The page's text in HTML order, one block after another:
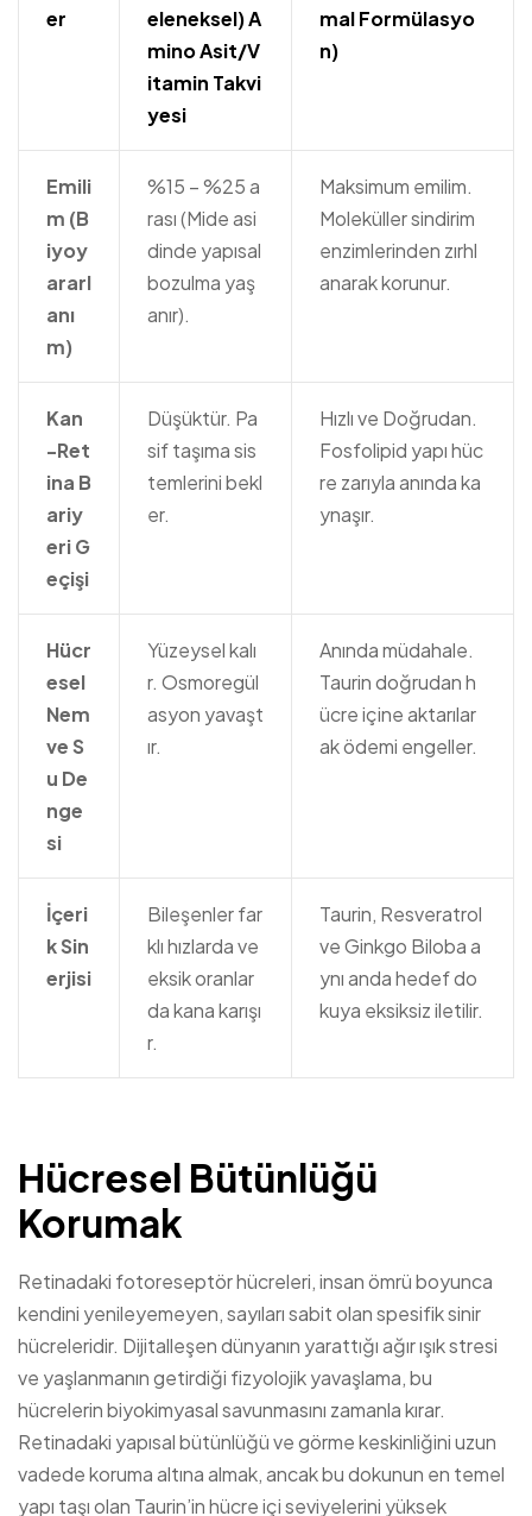
er
eleneksel) A
mino Asit/V
itamin Takvi
yesi
mal Formülasyo
n)
Emili
m (B
iyoy
ararl
anı
m)
%15 – %25 a
rası (Mide asi
dinde yapısal
bozulma yaş
anır).
Maksimum emilim.
Moleküller sindirim
enzimlerinden zırhl
anarak korunur.
Kan
-Ret
ina B
ariy
eri G
eçişi
Düşüktür. Pa
sif taşıma sis
temlerini bekl
er.
Hızlı ve Doğrudan.
Fosfolipid yapı hüc
re zarıyla anında ka
ynaşır.
Hücr
esel
Nem
ve S
u De
nge
si
Yüzeysel kalı
r. Osmoregül
asyon yavaşt
ır.
Anında müdahale.
Taurin doğrudan h
ücre içine aktarılar
ak ödemi engeller.
İçeri
k Sin
erjisi
Bileşenler far
klı hızlarda ve
eksik oranlar
da kana karışı
r.
Taurin, Resveratrol
ve Ginkgo Biloba a
ynı anda hedef do
kuya eksiksiz iletilir.
Hücresel Bütünlüğü
Korumak
Retinadaki fotoreseptör hücreleri, insan ömrü boyunca
kendini yenileyemeyen, sayıları sabit olan spesifik sinir
hücreleridir. Dijitalleşen dünyanın yarattığı ağır ışık stresi
ve yaşlanmanın getirdiği fizyolojik yavaşlama, bu
hücrelerin biyokimyasal savunmasını zamanla kırar.
Retinadaki yapısal bütünlüğü ve görme keskinliğini uzun
vadede koruma altına almak, ancak bu dokunun en temel
yapı taşı olan Taurin’in hücre içi seviyelerini yüksek